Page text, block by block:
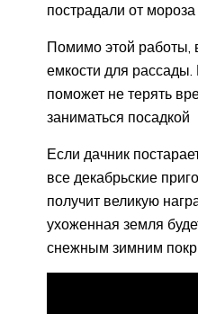
пострадали от мороза
Помимо этой работы,
емкости для рассады.
поможет не терять
заниматься посадкой
Если дачник
все декабрьские
получит великую
ухоженная земля
снежным зимним